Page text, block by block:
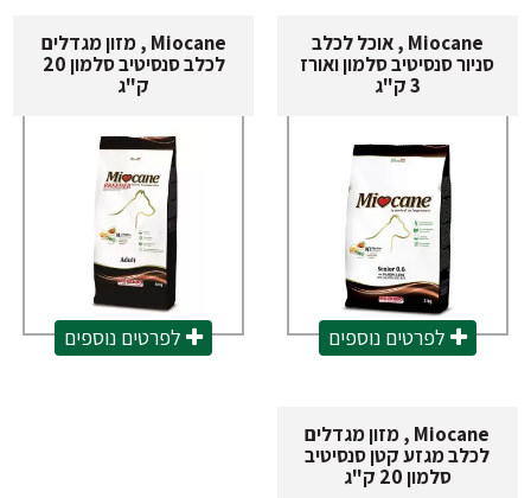
Miocane , אוכל לכלב
סניור סנסיטיב סלמון ואורז
לפרטים נוספים
Miocane , מזון מגדלים
לכלב סנסיטיב סלמון 20
לפרטים נוספים
Miocane , מזון מגדלים
לכלב מגזע קטן סנסיטיב
סלמון 20 ק"ג